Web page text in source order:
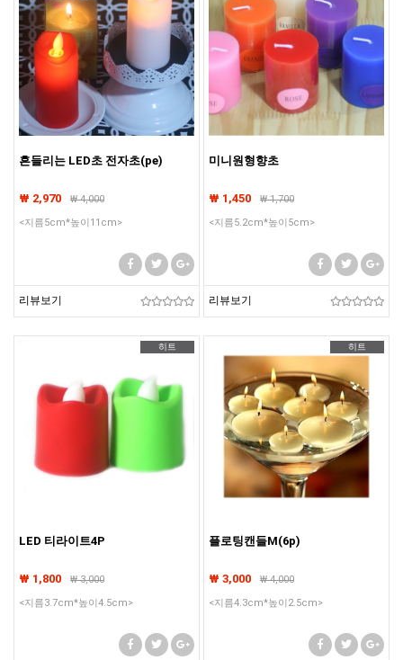
흔들리는 LED초 전자초(pe)
₩ 2,970 ₩4,000
<지름5cm*높이11cm>
리뷰보기
미니원형향초
₩ 1,450 ₩1,700
<지름5.2cm*높이5cm>
리뷰보기
히트
LED 티라이트4P
₩ 1,800 ₩3,000
<지름3.7cm*높이4.5cm>
히트
플로팅캔들M(6p)
₩ 3,000 ₩4,000
<지름4.3cm*높이2.5cm>